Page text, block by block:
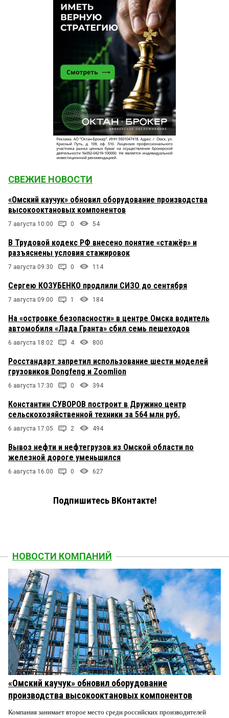
СВЕЖИЕ НОВОСТИ
«Омский каучук» обновил оборудование производства
высокооктановых компонентов
7 августа 10:00 0 54
В Трудовой кодекс РФ внесено понятие «стажёр» и
разъяснены условия стажировок
7 августа 09:30 0 114
Сергею КОЗУБЕНКО продлили СИЗО до сентября
7 августа 09:00 1 184
На «островке безопасности» в центре Омска водитель
автомобиля «Лада Гранта» сбил семь пешеходов
6 августа 18:02 4 800
Росстандарт запретил использование шести моделей
грузовиков Dongfeng и Zoomlion
6 августа 17:30 0 394
Константин СУВОРОВ построит в Дружино центр
сельскохозяйственной техники за 564 млн руб.
6 августа 17:05 2 494
Вывоз нефти и нефтегрузов из Омской области по
железной дороге уменьшился
6 августа 16:00 0 627
Подпишитесь ВКонтакте!
НОВОСТИ КОМПАНИЙ
«Омский каучук» обновил оборудование
производства высокооктановых компонентов
Компания занимает второе место среди российских производителей